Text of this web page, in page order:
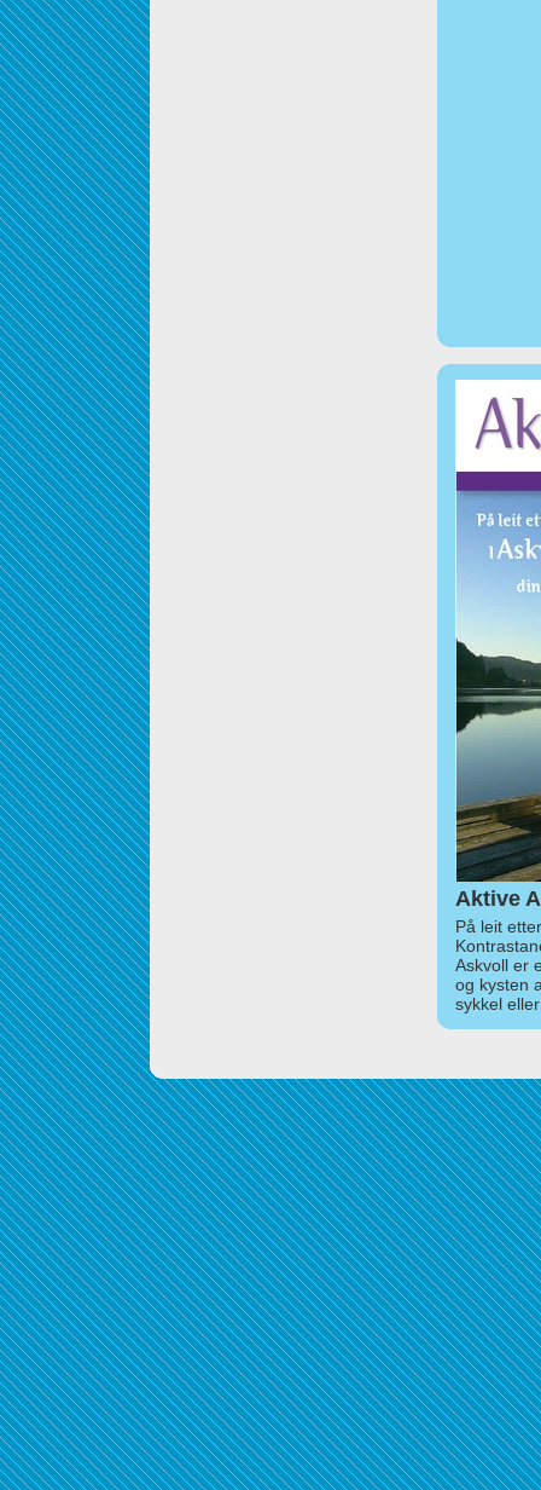
Aktive
På leit
Askvoll er
og kysten
sykkel